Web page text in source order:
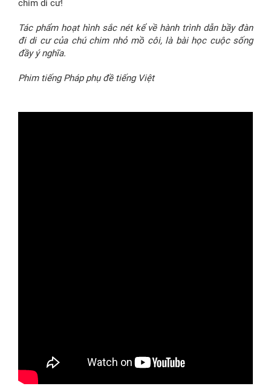
chim di cư!
Tác phẩm hoạt hình sắc nét kể về hành trình dẫn bầy đàn
đi di cư của chú chim nhỏ mồ côi, là bài học cuộc sống
đầy ý nghĩa.
Phim tiếng Pháp phụ đề tiếng Việt